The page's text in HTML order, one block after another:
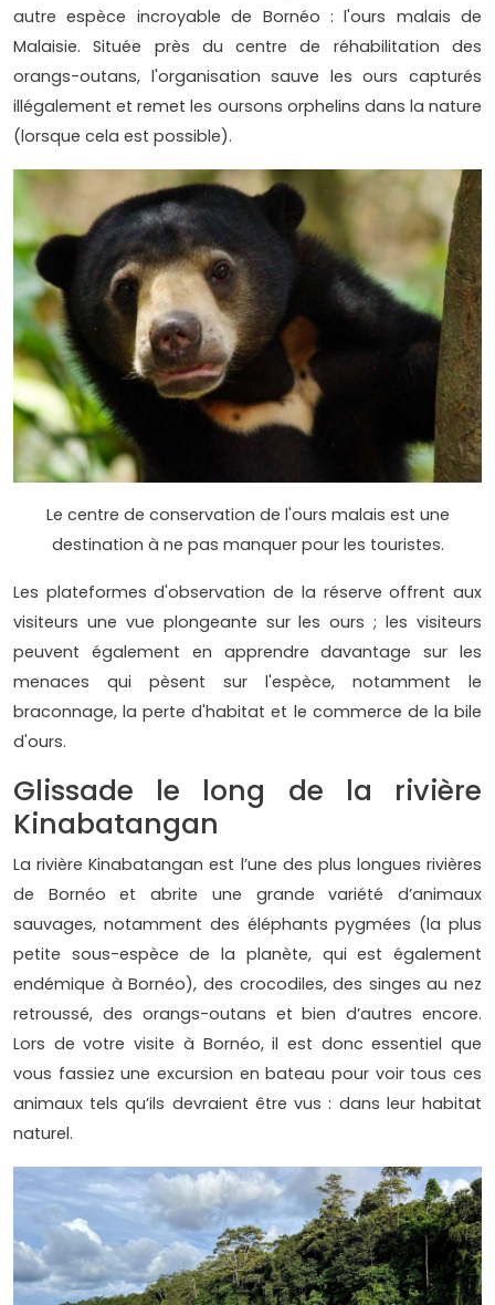
autre espèce incroyable de Bornéo : l'ours malais de
Malaisie. Située près du centre de réhabilitation des
orangs-outans, l'organisation sauve les ours capturés
illégalement et remet les oursons orphelins dans la nature
(lorsque cela est possible).
Le centre de conservation de l'ours malais est une
destination à ne pas manquer pour les touristes.
Les plateformes d'observation de la réserve offrent aux
visiteurs une vue plongeante sur les ours ; les visiteurs
peuvent également en apprendre davantage sur les
menaces qui pèsent sur l'espèce, notamment le
braconnage, la perte d'habitat et le commerce de la bile
d'ours.
Glissade le long de la rivière
Kinabatangan
La rivière Kinabatangan est l’une des plus longues rivières
de Bornéo et abrite une grande variété d’animaux
sauvages, notamment des éléphants pygmées (la plus
petite sous-espèce de la planète, qui est également
endémique à Bornéo), des crocodiles, des singes au nez
retroussé, des orangs-outans et bien d’autres encore.
Lors de votre visite à Bornéo, il est donc essentiel que
vous fassiez une excursion en bateau pour voir tous ces
animaux tels qu’ils devraient être vus : dans leur habitat
naturel.